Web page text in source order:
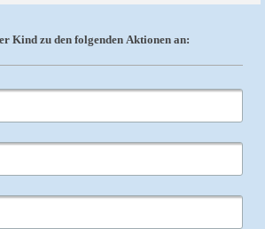
Kind zu den folgenden Aktionen an: